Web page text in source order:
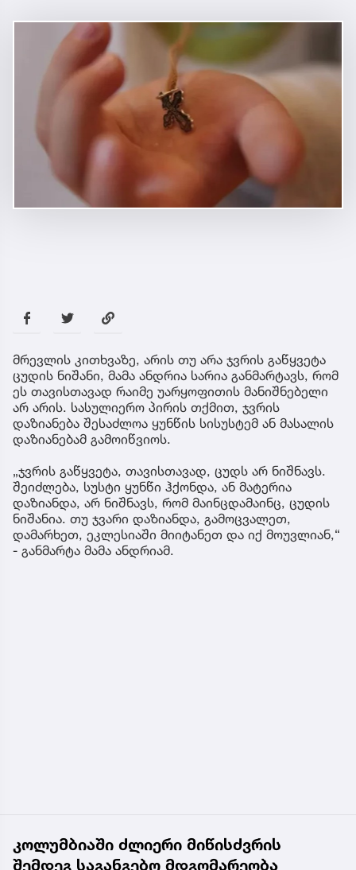
მრევლის კითხვაზე, არის თუ არა ჯვრის გაწყვეტა
ცუდის ნიშანი, მამა ანდრია სარია განმარტავს, რომ
ეს თავისთავად რაიმე უარყოფითის მანიშნებელი
არ არის. სასულიერო პირის თქმით, ჯვრის
დაზიანება შესაძლოა ყუნწის სისუსტემ ან მასალის
დაზიანებამ გამოიწვიოს.
„ჯვრის გაწყვეტა, თავისთავად, ცუდს არ ნიშნავს.
შეიძლება, სუსტი ყუნწი ჰქონდა, ან მატერია
დაზიანდა, არ ნიშნავს, რომ მაინცდამაინც, ცუდის
ნიშანია. თუ ჯვარი დაზიანდა, გამოცვალეთ,
დამარხეთ, ეკლესიაში მიიტანეთ და იქ მოუვლიან,“
- განმარტა მამა ანდრიამ.
კოლუმბიაში ძლიერი მიწისძვრის
შემდეგ საგანგებო მდგომარეობა